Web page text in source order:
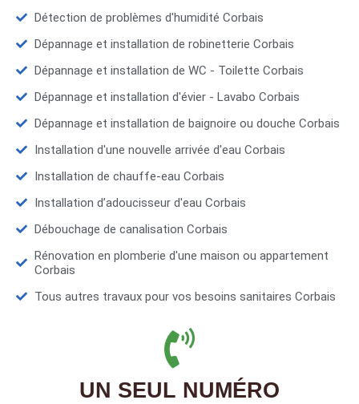
Détection de problèmes d'humidité Corbais
Dépannage et installation de robinetterie Corbais
Dépannage et installation de WC - Toilette Corbais
Dépannage et installation d'évier - Lavabo Corbais
Dépannage et installation de baignoire ou douche Corbais
Installation d'une nouvelle arrivée d'eau Corbais
Installation de chauffe-eau Corbais
Installation d’adoucisseur d'eau Corbais
Débouchage de canalisation Corbais
Rénovation en plomberie d'une maison ou appartement
Corbais
Tous autres travaux pour vos besoins sanitaires Corbais
UN SEUL NUMÉRO